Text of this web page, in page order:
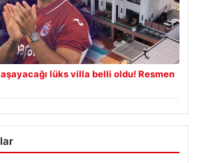
lüks villa belli oldu! Resmen